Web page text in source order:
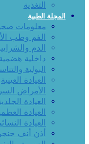
التغذية
المجلة الطبية
معلومات
الفم وطب
الدم
داخلية
البولية
العيادة العينية
الأمراض
العيادة
العيادة
العيادة
أذن أنف